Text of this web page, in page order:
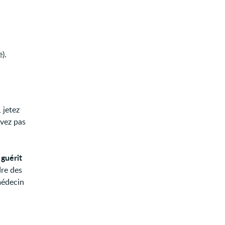
jetez
pas
guérit
des